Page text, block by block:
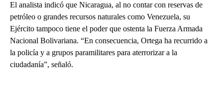
El analista indicó que Nicaragua, al no contar con reservas de
petróleo o grandes recursos naturales como Venezuela, su
Ejército tampoco tiene el poder que ostenta la Fuerza Armada
Nacional Bolivariana. “En consecuencia, Ortega ha recurrido a
la policía y a grupos paramilitares para aterrorizar a la
ciudadanía”, señaló.